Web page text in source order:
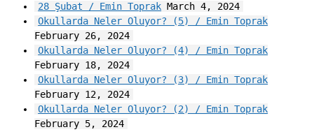
28 Şubat / Emin Toprak March 4, 2024
Okullarda Neler Oluyor? (5) / Emin Toprak
February 26, 2024
Okullarda Neler Oluyor? (4) / Emin Toprak
February 18, 2024
Okullarda Neler Oluyor? (3) / Emin Toprak
February 12, 2024
Okullarda Neler Oluyor? (2) / Emin Toprak
February 5, 2024